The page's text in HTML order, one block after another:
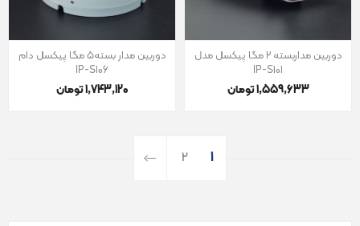
دوربین مداربسته 2 مگا پیکسل مدل
IP-S101
1٬559٬633 تومان
دوربین مدار بسته5 مگا پیکسل دام
IP-S106
1٬743٬120 تومان
1
2